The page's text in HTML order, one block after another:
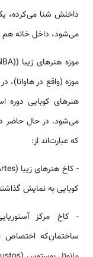
داخلش شنا می‌کرده،
می‌شود، داخل خانه هم
هنرهای کوبایی دوره
می‌شود. در حال حاضر
که عبارت‌اند از:
کوبایی به نمایش